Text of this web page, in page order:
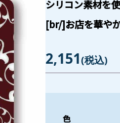
シリコン素材を
[br/]お店を華や
2,151(税込)
色